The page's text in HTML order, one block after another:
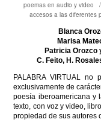
poemas en audio y
accesos a las diferentes
Blanca
Marisa
Patricia Orozco
C. Feito, H.
PALABRA VIRTUAL
exclusivamente de
poesía iberoamericana y
texto, con voz y video,
propiedad de sus autores